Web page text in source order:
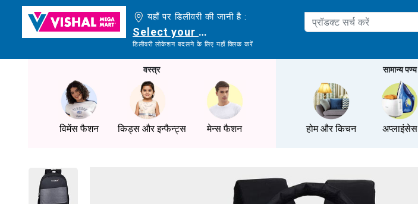
यहाँ पर डिलीवरी की जानी है :
Select your delivery location
डिलीवरी लोकेशन बदलने के लिए यहाँ क्लिक करें
वस्त्र
विमेंस फैशन किड्स और इन्फैन्ट्स मेन्स फैशन
सामान्य पण्य
होम और किचन अप्लाइंसेस